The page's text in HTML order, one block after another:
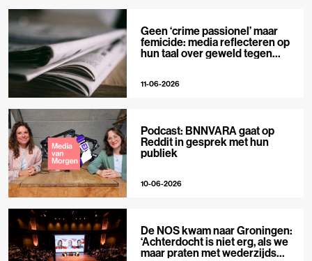
Geen ‘crime passionel’ maar
femicide: media reflecteren op
hun taal over geweld tegen
11-06-2026
Podcast: BNNVARA gaat op
Reddit in gesprek met hun
publiek
10-06-2026
De NOS kwam naar Groningen:
‘Achterdocht is niet erg, als we
maar praten met wederzijds